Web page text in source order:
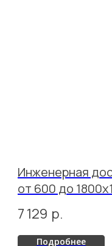
Инженерная
от 600 до
Рустик Грэйкэт
7 129 р.
Подробнее